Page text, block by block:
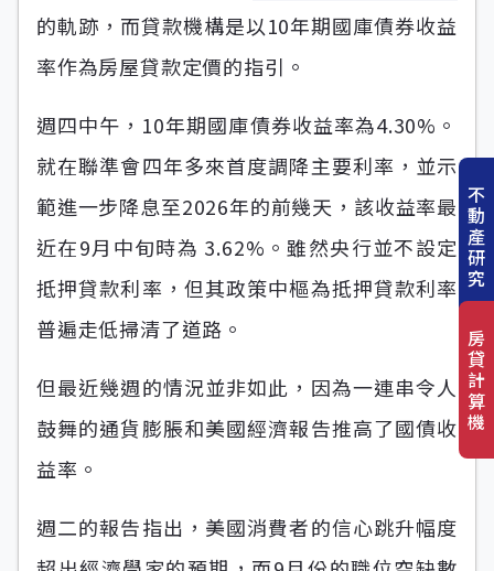
的軌跡，而貸款機構是以10年期國庫債券收益
率作為房屋貸款定價的指引。
週四中午，10年期國庫債券收益率為4.30%。
就在聯準會四年多來首度調降主要利率，並示
範進一步降息至2026年的前幾天，該收益率最
近在9月中旬時為 3.62%。雖然央行並不設定
抵押貸款利率，但其政策中樞為抵押貸款利率
普遍走低掃清了道路。
但最近幾週的情況並非如此，因為一連串令人
鼓舞的通貨膨脹和美國經濟報告推高了國債收
益率。
週二的報告指出，美國消費者的信心跳升幅度
不
動
產
研
究
房
貸
計
算
機